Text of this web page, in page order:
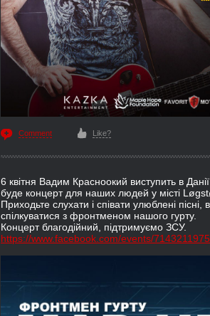
Comment Like?
6 квітня Вадим Красноокий виступить в
буде концерт для наших людей у місті
Приходьте слухати і співати улюблені
спілкуватися з фронтменом нашого гурту.
Концерт благодійний, підтримуємо ЗСУ.
https://www.facebook.com/events/